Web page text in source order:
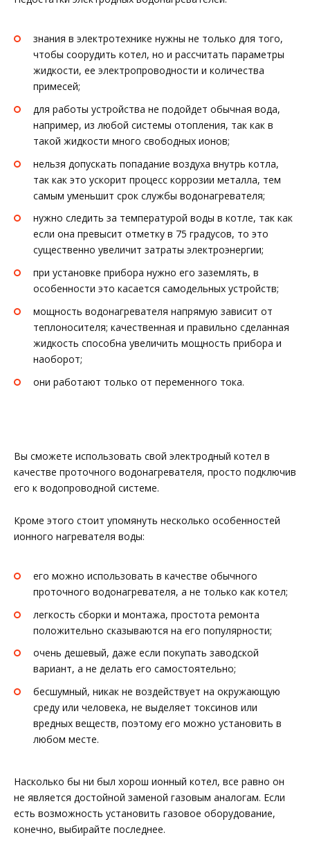
знания в электротехнике нужны не только для того,
чтобы соорудить котел, но и рассчитать параметры
жидкости, ее электропроводности и количества
примесей;
для работы устройства не подойдет обычная вода,
например, из любой системы отопления, так как в
такой жидкости много свободных ионов;
нельзя допускать попадание воздуха внутрь котла,
так как это ускорит процесс коррозии металла, тем
самым уменьшит срок службы водонагревателя;
нужно следить за температурой воды в котле, так как
если она превысит отметку в 75 градусов, то это
существенно увеличит затраты электроэнергии;
при установке прибора нужно его заземлять, в
особенности это касается самодельных устройств;
мощность водонагревателя напрямую зависит от
теплоносителя; качественная и правильно сделанная
жидкость способна увеличить мощность прибора и
наоборот;
они работают только от переменного тока.
Вы сможете использовать свой электродный котел в
качестве проточного водонагревателя, просто подключив
его к водопроводной системе.
Кроме этого стоит упомянуть несколько особенностей
ионного нагревателя воды:
его можно использовать в качестве обычного
проточного водонагревателя, а не только как котел;
легкость сборки и монтажа, простота ремонта
положительно сказываются на его популярности;
очень дешевый, даже если покупать заводской
вариант, а не делать его самостоятельно;
бесшумный, никак не воздействует на окружающую
среду или человека, не выделяет токсинов или
вредных веществ, поэтому его можно установить в
любом месте.
Насколько бы ни был хорош ионный котел, все равно он
не является достойной заменой газовым аналогам. Если
есть возможность установить газовое оборудование,
конечно, выбирайте последнее.